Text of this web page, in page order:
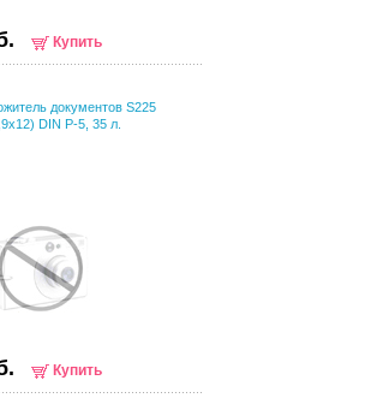
Купить
документов S225
DIN P-5, 35 л.
Купить